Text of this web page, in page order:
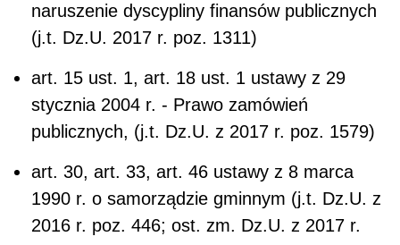
naruszenie dyscypliny finansów publicznych
(j.t. Dz.U. 2017 r. poz. 1311)
art. 15 ust. 1, art. 18 ust. 1 ustawy z 29
stycznia 2004 r. - Prawo zamówień
publicznych, (j.t. Dz.U. z 2017 r. poz. 1579)
art. 30, art. 33, art. 46 ustawy z 8 marca
1990 r. o samorządzie gminnym (j.t. Dz.U. z
2016 r. poz. 446; ost. zm. Dz.U. z 2017 r.